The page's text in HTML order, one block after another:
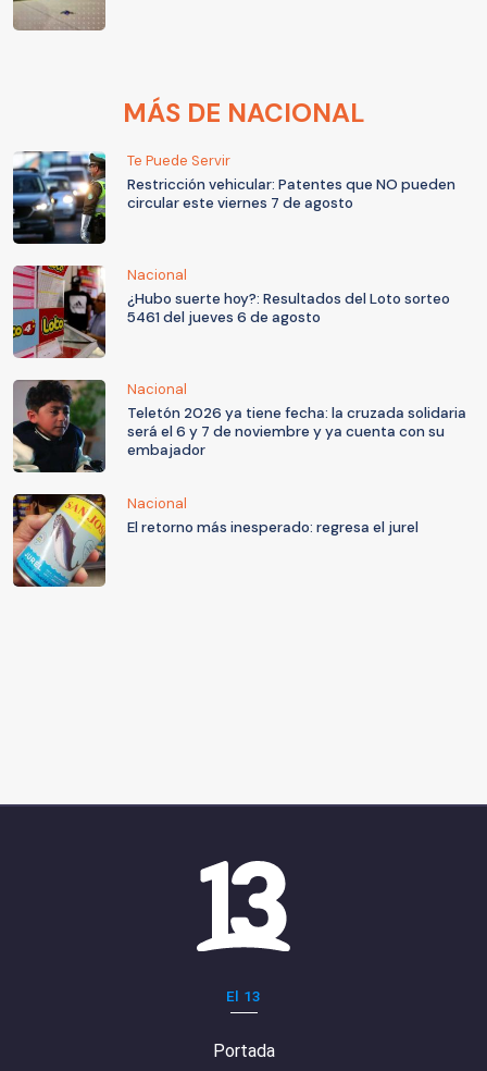
MÁS DE NACIONAL
Te Puede Servir
Restricción vehicular: Patentes que NO pueden
circular este viernes 7 de agosto
Nacional
¿Hubo suerte hoy?: Resultados del Loto sorteo
5461 del jueves 6 de agosto
Nacional
Teletón 2026 ya tiene fecha: la cruzada solidaria
será el 6 y 7 de noviembre y ya cuenta con su
embajador
Nacional
El retorno más inesperado: regresa el jurel
El 13
Portada